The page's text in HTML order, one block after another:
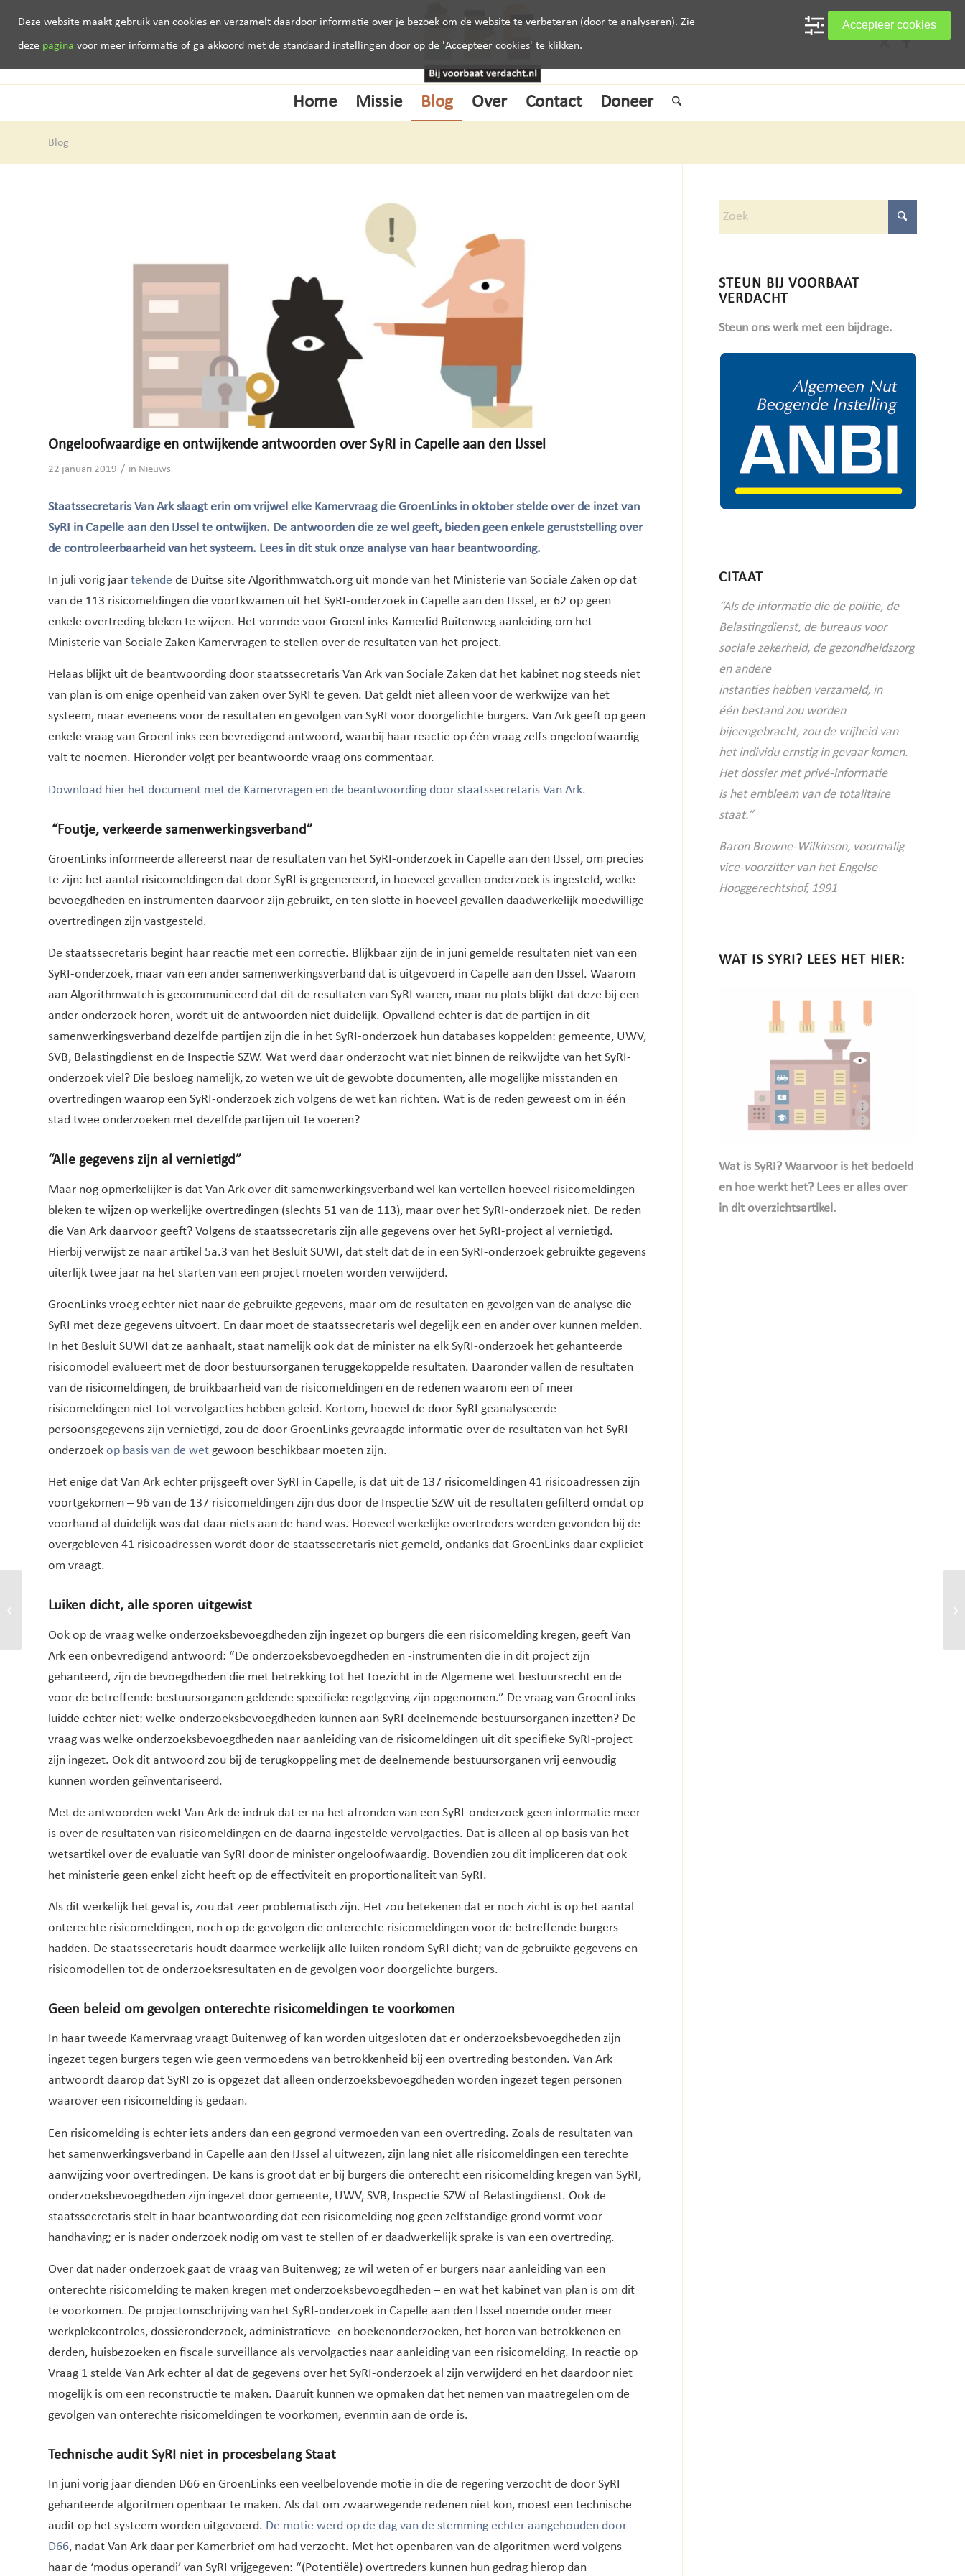
Home Missie Blog Over Contact Doneer
Blog
Ongeloofwaardige en ontwijkende antwoorden over SyRI in Capelle aan den IJssel
22 januari 2019 / in Nieuws
Staatssecretaris Van Ark slaagt erin om vrijwel elke Kamervraag die GroenLinks in oktober stelde over de inzet van
SyRI in Capelle aan den IJssel te ontwijken. De antwoorden die ze wel geeft, bieden geen enkele geruststelling over
de controleerbaarheid van het systeem. Lees in dit stuk onze analyse van haar beantwoording.
In juli vorig jaar tekende de Duitse site Algorithmwatch.org uit monde van het Ministerie van Sociale Zaken op dat
van de 113 risicomeldingen die voortkwamen uit het SyRI-onderzoek in Capelle aan den IJssel, er 62 op geen
enkele overtreding bleken te wijzen. Het vormde voor GroenLinks-Kamerlid Buitenweg aanleiding om het
Ministerie van Sociale Zaken Kamervragen te stellen over de resultaten van het project.
Helaas blijkt uit de beantwoording door staatssecretaris Van Ark van Sociale Zaken dat het kabinet nog steeds niet
van plan is om enige openheid van zaken over SyRI te geven. Dat geldt niet alleen voor de werkwijze van het
systeem, maar eveneens voor de resultaten en gevolgen van SyRI voor doorgelichte burgers. Van Ark geeft op geen
enkele vraag van GroenLinks een bevredigend antwoord, waarbij haar reactie op één vraag zelfs ongeloofwaardig
valt te noemen. Hieronder volgt per beantwoorde vraag ons commentaar.
Download hier het document met de Kamervragen en de beantwoording door staatssecretaris Van Ark.
“Foutje, verkeerde samenwerkingsverband”
GroenLinks informeerde allereerst naar de resultaten van het SyRI-onderzoek in Capelle aan den IJssel, om precies
te zijn: het aantal risicomeldingen dat door SyRI is gegenereerd, in hoeveel gevallen onderzoek is ingesteld, welke
bevoegdheden en instrumenten daarvoor zijn gebruikt, en ten slotte in hoeveel gevallen daadwerkelijk moedwillige
overtredingen zijn vastgesteld.
De staatssecretaris begint haar reactie met een correctie. Blijkbaar zijn de in juni gemelde resultaten niet van een
SyRI-onderzoek, maar van een ander samenwerkingsverband dat is uitgevoerd in Capelle aan den IJssel. Waarom
aan Algorithmwatch is gecommuniceerd dat dit de resultaten van SyRI waren, maar nu plots blijkt dat deze bij een
ander onderzoek horen, wordt uit de antwoorden niet duidelijk. Opvallend echter is dat de partijen in dit
samenwerkingsverband dezelfde partijen zijn die in het SyRI-onderzoek hun databases koppelden: gemeente, UWV,
SVB, Belastingdienst en de Inspectie SZW. Wat werd daar onderzocht wat niet binnen de reikwijdte van het SyRI-
onderzoek viel? Die besloeg namelijk, zo weten we uit de gewobte documenten, alle mogelijke misstanden en
overtredingen waarop een SyRI-onderzoek zich volgens de wet kan richten. Wat is de reden geweest om in één
stad twee onderzoeken met dezelfde partijen uit te voeren?
“Alle gegevens zijn al vernietigd”
Maar nog opmerkelijker is dat Van Ark over dit samenwerkingsverband wel kan vertellen hoeveel risicomeldingen
bleken te wijzen op werkelijke overtredingen (slechts 51 van de 113), maar over het SyRI-onderzoek niet. De reden
die Van Ark daarvoor geeft? Volgens de staatssecretaris zijn alle gegevens over het SyRI-project al vernietigd.
Hierbij verwijst ze naar artikel 5a.3 van het Besluit SUWI, dat stelt dat de in een SyRI-onderzoek gebruikte gegevens
uiterlijk twee jaar na het starten van een project moeten worden verwijderd.
GroenLinks vroeg echter niet naar de gebruikte gegevens, maar om de resultaten en gevolgen van de analyse die
SyRI met deze gegevens uitvoert. En daar moet de staatssecretaris wel degelijk een en ander over kunnen melden.
In het Besluit SUWI dat ze aanhaalt, staat namelijk ook dat de minister na elk SyRI-onderzoek het gehanteerde
risicomodel evalueert met de door bestuursorganen teruggekoppelde resultaten. Daaronder vallen de resultaten
van de risicomeldingen, de bruikbaarheid van de risicomeldingen en de redenen waarom een of meer
risicomeldingen niet tot vervolgacties hebben geleid. Kortom, hoewel de door SyRI geanalyseerde
persoonsgegevens zijn vernietigd, zou de door GroenLinks gevraagde informatie over de resultaten van het SyRI-
onderzoek op basis van de wet gewoon beschikbaar moeten zijn.
Het enige dat Van Ark echter prijsgeeft over SyRI in Capelle, is dat uit de 137 risicomeldingen 41 risicoadressen zijn
voortgekomen – 96 van de 137 risicomeldingen zijn dus door de Inspectie SZW uit de resultaten gefilterd omdat op
voorhand al duidelijk was dat daar niets aan de hand was. Hoeveel werkelijke overtreders werden gevonden bij de
overgebleven 41 risicoadressen wordt door de staatssecretaris niet gemeld, ondanks dat GroenLinks daar expliciet
om vraagt.
Luiken dicht, alle sporen uitgewist
Ook op de vraag welke onderzoeksbevoegdheden zijn ingezet op burgers die een risicomelding kregen, geeft Van
Ark een onbevredigend antwoord: “De onderzoeksbevoegdheden en -instrumenten die in dit project zijn
gehanteerd, zijn de bevoegdheden die met betrekking tot het toezicht in de Algemene wet bestuursrecht en de
voor de betreffende bestuursorganen geldende specifieke regelgeving zijn opgenomen.” De vraag van GroenLinks
luidde echter niet: welke onderzoeksbevoegdheden kunnen aan SyRI deelnemende bestuursorganen inzetten? De
vraag was welke onderzoeksbevoegdheden naar aanleiding van de risicomeldingen uit dit specifieke SyRI-project
zijn ingezet. Ook dit antwoord zou bij de terugkoppeling met de deelnemende bestuursorganen vrij eenvoudig
kunnen worden geïnventariseerd.
Met de antwoorden wekt Van Ark de indruk dat er na het afronden van een SyRI-onderzoek geen informatie meer
is over de resultaten van risicomeldingen en de daarna ingestelde vervolgacties. Dat is alleen al op basis van het
wetsartikel over de evaluatie van SyRI door de minister ongeloofwaardig. Bovendien zou dit impliceren dat ook
het ministerie geen enkel zicht heeft op de effectiviteit en proportionaliteit van SyRI.
Als dit werkelijk het geval is, zou dat zeer problematisch zijn. Het zou betekenen dat er noch zicht is op het aantal
onterechte risicomeldingen, noch op de gevolgen die onterechte risicomeldingen voor de betreffende burgers
hadden. De staatssecretaris houdt daarmee werkelijk alle luiken rondom SyRI dicht; van de gebruikte gegevens en
risicomodellen tot de onderzoeksresultaten en de gevolgen voor doorgelichte burgers.
Geen beleid om gevolgen onterechte risicomeldingen te voorkomen
In haar tweede Kamervraag vraagt Buitenweg of kan worden uitgesloten dat er onderzoeksbevoegdheden zijn
ingezet tegen burgers tegen wie geen vermoedens van betrokkenheid bij een overtreding bestonden. Van Ark
antwoordt daarop dat SyRI zo is opgezet dat alleen onderzoeksbevoegdheden worden ingezet tegen personen
waarover een risicomelding is gedaan.
Een risicomelding is echter iets anders dan een gegrond vermoeden van een overtreding. Zoals de resultaten van
het samenwerkingsverband in Capelle aan den IJssel al uitwezen, zijn lang niet alle risicomeldingen een terechte
aanwijzing voor overtredingen. De kans is groot dat er bij burgers die onterecht een risicomelding kregen van SyRI,
onderzoeksbevoegdheden zijn ingezet door gemeente, UWV, SVB, Inspectie SZW of Belastingdienst. Ook de
staatssecretaris stelt in haar beantwoording dat een risicomelding nog geen zelfstandige grond vormt voor
handhaving; er is nader onderzoek nodig om vast te stellen of er daadwerkelijk sprake is van een overtreding.
Over dat nader onderzoek gaat de vraag van Buitenweg; ze wil weten of er burgers naar aanleiding van een
onterechte risicomelding te maken kregen met onderzoeksbevoegdheden – en wat het kabinet van plan is om dit
te voorkomen. De projectomschrijving van het SyRI-onderzoek in Capelle aan den IJssel noemde onder meer
werkplekcontroles, dossieronderzoek, administratieve- en boekenonderzoeken, het horen van betrokkenen en
derden, huisbezoeken en fiscale surveillance als vervolgacties naar aanleiding van een risicomelding. In reactie op
Vraag 1 stelde Van Ark echter al dat de gegevens over het SyRI-onderzoek al zijn verwijderd en het daardoor niet
mogelijk is om een reconstructie te maken. Daaruit kunnen we opmaken dat het nemen van maatregelen om de
gevolgen van onterechte risicomeldingen te voorkomen, evenmin aan de orde is.
Technische audit SyRI niet in procesbelang Staat
In juni vorig jaar dienden D66 en GroenLinks een veelbelovende motie in die de regering verzocht de door SyRI
gehanteerde algoritmen openbaar te maken. Als dat om zwaarwegende redenen niet kon, moest een technische
audit op het systeem worden uitgevoerd. De motie werd op de dag van de stemming echter aangehouden door
D66, nadat Van Ark daar per Kamerbrief om had verzocht. Met het openbaren van de algoritmen werd volgens
haar de ‘modus operandi’ van SyRI vrijgegeven: “(Potentiële) overtreders kunnen hun gedrag hierop dan
STEUN BIJ VOORBAAT
VERDACHT
Steun ons werk met een bijdrage.
CITAAT
“Als de informatie die de politie, de
Belastingdienst, de bureaus voor
sociale zekerheid, de gezondheidszorg
en andere
instanties hebben verzameld, in
één bestand zou worden
bijeengebracht, zou de vrijheid van
het individu ernstig ingevaar komen.
Het dossier met privé-informatie
is het embleem van de totalitaire
staat.”
Baron Browne-Wilkinson, voormalig
vice-voorzitter van het Engelse
Hooggerechtshof, 1991
WAT IS SYRI? LEES HET HIER:
Wat is SyRI? Waarvoor is het bedoeld
en hoe werkt het? Lees er alles over
in dit overzichtsartikel.
SyRI medio 2019 voor de
Deze website maakt gebruik van cookies en verzamelt daardoor informatie over je bezoek om de website te verbeteren (door te analyseren). Zie
deze pagina voor meer informatie of ga akkoord met de standaard instellingen door op de 'Accepteer cookies' te klikken.
Accepteer cookies